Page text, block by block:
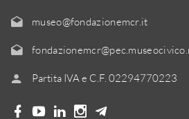
museo@fondazionemcr.it
Partita IVA e C.F. 02294770223